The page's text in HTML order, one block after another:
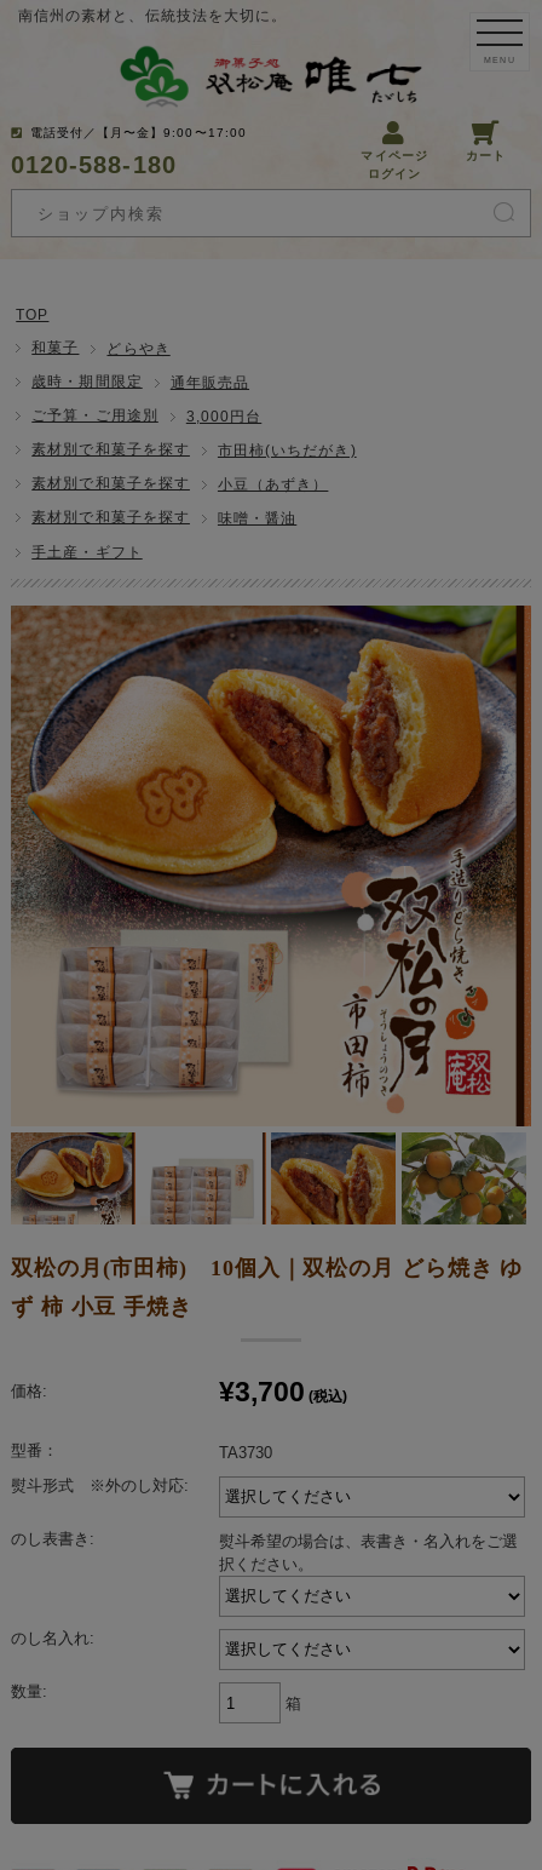
南信州の素材と、伝統技法を大切に。
電話受付／【月〜金】9:00〜17:00
0120-588-180
マイページ
ログイン
カート
MENU
TOP
和菓子
どらやき
歳時・期間限定
通年販売品
ご予算・ご用途別
3,000円台
素材別で和菓子を探す
市田柿(いちだがき)
素材別で和菓子を探す
小豆（あずき）
素材別で和菓子を探す
味噌・醤油
手土産・ギフト
双松の月(市田柿) 10個入｜双松の月 どら焼き ゆ
ず 柿 小豆 手焼き
価格: ¥3,700 (税込)
型番：
TA3730
熨斗形式 ※外のし対応:
のし表書き:
熨斗希望の場合は、表書き・名入れをご選
択ください。
のし名入れ:
数量:
箱